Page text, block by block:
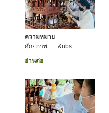
ความหมาย
ศักยภาพ &nbs ...
อ่านต่อ